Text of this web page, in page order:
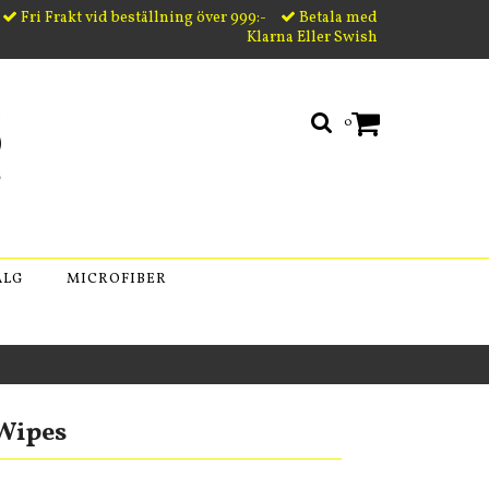
Fri Frakt vid beställning över 999:-
Betala med
Klarna Eller Swish
0
MICROFIBER